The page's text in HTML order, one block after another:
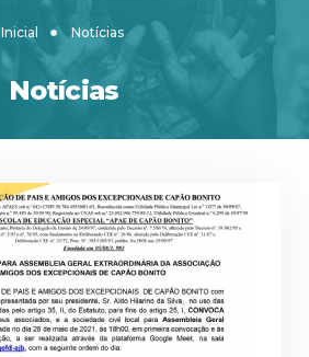
Inicial Notícias
Notícias